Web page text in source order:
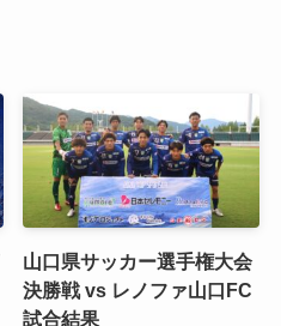
山口県サッカー選手権大会
決勝戦 vs レノファ山口FC
試合結果